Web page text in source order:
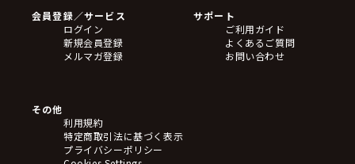
フィギュア
アクリルスタンド
バッジ
キーホルダー・ストラップ
ステッカー・シール・カード
タペストリー・ポスター
アームサポーター
会員登録／サービス
ログイン
新規会員登録
メルマガ登録
サポート
ご利用ガイド
よくあるご質問
お問い合わせ
その他
利用規約
特定商取引法に基づく表示
プライバシーポリシー